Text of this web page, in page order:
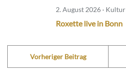
2. August 2026 · Kultur
Roxette live in Bonn
Vorheriger Beitrag